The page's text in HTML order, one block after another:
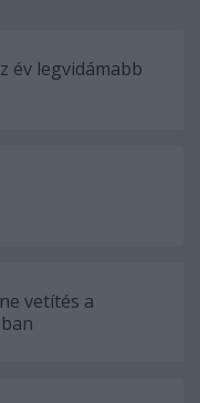
év legvidámabb
vetítés a